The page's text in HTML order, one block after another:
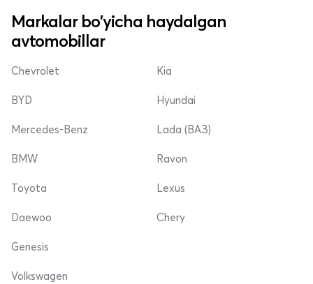
Markalar bo'yicha haydalgan
avtomobillar
Chevrolet
BYD
Mercedes-Benz
Kia
Hyundai
Lada (ВАЗ)
BMW
Toyota
Daewoo
Ravon
Lexus
Chery
Genesis
Volkswagen